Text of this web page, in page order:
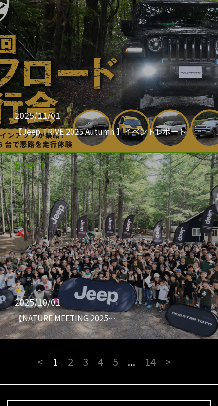
2025/11/01
【Jeep TRIVE 2025 Autumn 】イベントレポート
Event
2025/10/01
【NATURE MEETING 2025…
< 1 2 3 4 5 ... 14 >